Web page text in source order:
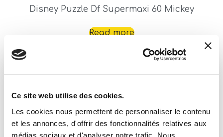
Ce site web utilise des cookies.
Les cookies nous permettent de personnaliser le contenu
et les annonces, d'offrir des fonctionnalités relatives aux
médias sociaux et d'analyser notre trafic. Nous
Disney Puzzle Df Supermaxi 60 Mickey
Read more